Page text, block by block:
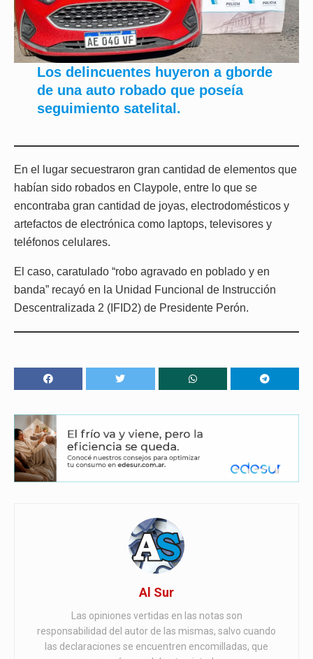
Los delincuentes huyeron a gborde
de una auto robado que poseía
seguimiento satelital.
En el lugar secuestraron gran cantidad de elementos que
habían sido robados en Claypole, entre lo que se
encontraba gran cantidad de joyas, electrodomésticos y
artefactos de electrónica como laptops, televisores y
teléfonos celulares.
El caso, caratulado “robo agravado en poblado y en
banda” recayó en la Unidad Funcional de Instrucción
Descentralizada 2 (IFID2) de Presidente Perón.
Al Sur
Las opiniones vertidas en las notas son
responsabilidad del autor de las mismas, salvo cuando
las declaraciones se encuentren encomilladas, que